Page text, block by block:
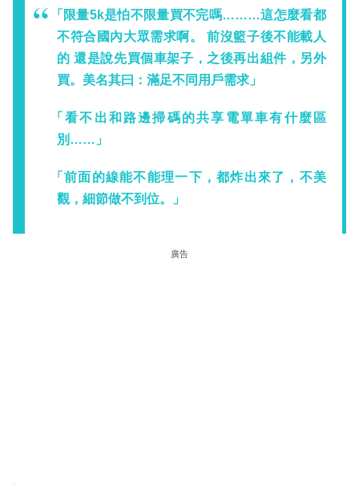
「限量5k是怕不限量買不完嗎………這怎麼看都
不符合國內大眾需求啊。 前沒籃子後不能載人
的 還是說先買個車架子，之後再出組件，另外
買。美名其曰：滿足不同用戶需求」
「看不出和路邊掃碼的共享電單車有什麼區
別……」
「前面的線能不能理一下，都炸出來了，不美
觀，細節做不到位。」
廣告